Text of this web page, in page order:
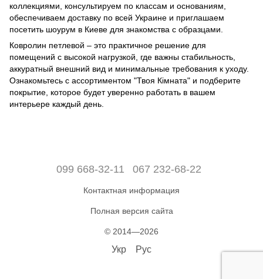
коллекциями, консультируем по классам и основаниям,
обеспечиваем доставку по всей Украине и приглашаем
посетить шоурум в Киеве для знакомства с образцами.
Ковролин петлевой – это практичное решение для
помещений с высокой нагрузкой, где важны стабильность,
аккуратный внешний вид и минимальные требования к уходу.
Ознакомьтесь с ассортиментом "Твоя Кімната" и подберите
покрытие, которое будет уверенно работать в вашем
интерьере каждый день.
099 668-32-11 067 232-68-22
Контактная информация
Полная версия сайта
© 2014—2026
Укр Рус